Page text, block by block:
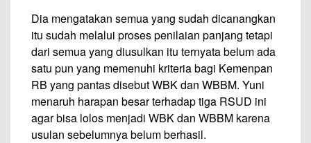
Dia mengatakan semua yang sudah dicanangkan
itu sudah melalui proses penilaian panjang tetapi
dari semua yang diusulkan itu ternyata belum ada
satu pun yang memenuhi kriteria bagi Kemenpan
RB yang pantas disebut WBK dan WBBM. Yuni
menaruh harapan besar terhadap tiga RSUD ini
agar bisa lolos menjadi WBK dan WBBM karena
usulan sebelumnya belum berhasil.